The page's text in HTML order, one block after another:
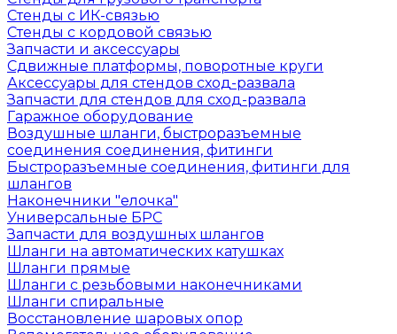
Стенды с ИК-связью
Стенды с кордовой связью
Запчасти и аксессуары
Сдвижные платформы, поворотные круги
Аксессуары для стендов сход-развала
Запчасти для стендов для сход-развала
Гаражное оборудование
Воздушные шланги, быстроразъемные
соединения соединения, фитинги
Быстроразъемные соединения, фитинги для
шлангов
Наконечники "елочка"
Универсальные БРС
Запчасти для воздушных шлангов
Шланги на автоматических катушках
Шланги прямые
Шланги с резьбовыми наконечниками
Шланги спиральные
Восстановление шаровых опор